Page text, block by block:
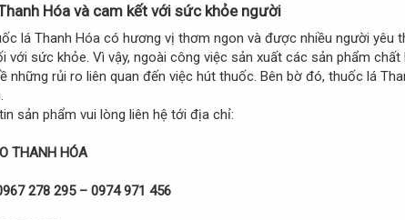
Hóa và cam kết với sức khỏe người​
lá Thanh Hóa có hương vị thơm ngon và được nhiều người
với sức khỏe. Vì vậy, ngoài công việc sản xuất các sản phẩm
những rủi ro liên quan đến việc hút thuốc. Bên bờ đó, thuốc lá
sản phẩm vui lòng liên hệ tới địa chỉ:
THANH HÓA
278 295 – 0974 971 456